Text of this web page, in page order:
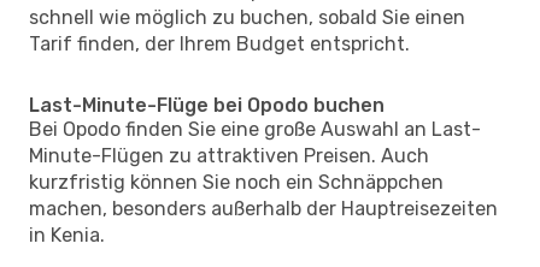
schnell wie möglich zu buchen, sobald Sie einen
Tarif finden, der Ihrem Budget entspricht.
Last-Minute-Flüge bei Opodo buchen
Bei Opodo finden Sie eine große Auswahl an Last-
Minute-Flügen zu attraktiven Preisen. Auch
kurzfristig können Sie noch ein Schnäppchen
machen, besonders außerhalb der Hauptreisezeiten
in Kenia.